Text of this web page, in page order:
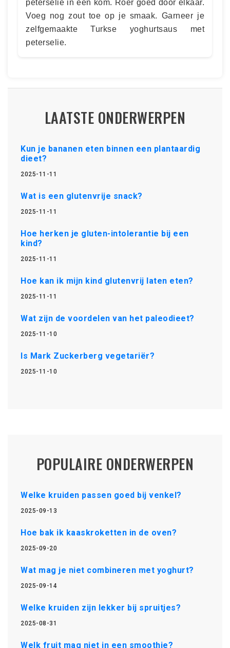
peterselie in een kom. Roer goed door elkaar.
Voeg nog zout toe op je smaak. Garneer je
zelfgemaakte Turkse yoghurtsaus met
peterselie.
LAATSTE ONDERWERPEN
Kun je bananen eten binnen een plantaardig
dieet?
2025-11-11
Wat is een glutenvrije snack?
2025-11-11
Hoe herken je gluten-intolerantie bij een
kind?
2025-11-11
Hoe kan ik mijn kind glutenvrij laten eten?
2025-11-11
Wat zijn de voordelen van het paleodieet?
2025-11-10
Is Mark Zuckerberg vegetariër?
2025-11-10
POPULAIRE ONDERWERPEN
Welke kruiden passen goed bij venkel?
2025-09-13
Hoe bak ik kaaskroketten in de oven?
2025-09-20
Wat mag je niet combineren met yoghurt?
2025-09-14
Welke kruiden zijn lekker bij spruitjes?
2025-08-31
Welk fruit mag niet in een smoothie?